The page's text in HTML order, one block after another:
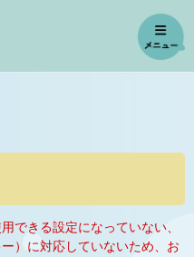
できる設定になっていない、
）に対応していないため、お